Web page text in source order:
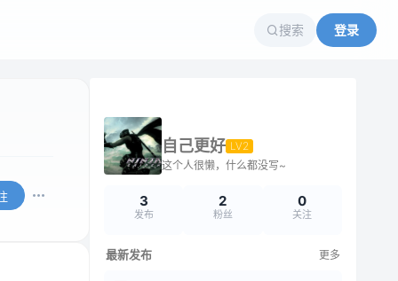
搜索 登录
自己更好 LV2
这个人很懒，什么都没写~
3
发布
2
粉丝
0
关注
最新发布 更多